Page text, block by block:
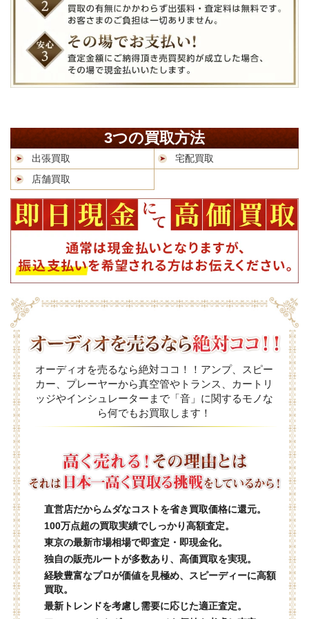
3つの買取方法
出張買取
宅配買取
店舗買取
オーディオを売るなら絶対ココ！！アンプ、スピー
カー、プレーヤーから真空管やトランス、カートリ
ッジやインシュレーターまで「音」に関するモノな
ら何でもお買取します！
直営店だからムダなコストを省き買取価格に還元。
100万点超の買取実績でしっかり高額査定。
東京の最新市場相場で即査定・即現金化。
独自の販売ルートが多数あり、高価買取を実現。
経験豊富なプロが価値を見極め、スピーディーに高額
買取。
最新トレンドを考慮し需要に応じた適正査定。